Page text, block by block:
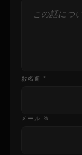
お名前 *
メール ※